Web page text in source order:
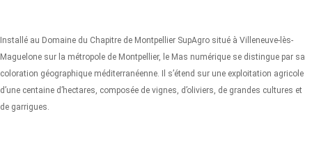
Installé au Domaine du Chapitre de Montpellier SupAgro situé à Villeneuve-lès-
Maguelone sur la métropole de Montpellier, le Mas numérique se distingue par sa
coloration géographique méditerranéenne. Il s’étend sur une exploitation agricole
d’une centaine d’hectares, composée de vignes, d’oliviers, de grandes cultures et
de garrigues.